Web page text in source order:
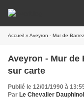
Accueil » Aveyron - Mur de
Aveyron - Mur
sur carte
Publié le 12/01/1990 à
Par Le Chevalier